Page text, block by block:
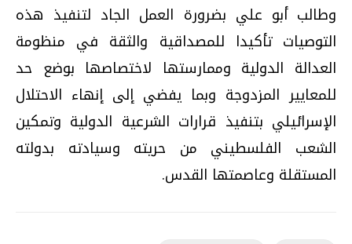
وطالب أبو علي بضرورة العمل الجاد لتنفيذ هذه
التوصيات تأكيدا للمصداقية والثقة في منظومة
العدالة الدولية وممارستها لاختصاصها بوضع حد
للمعايير المزدوجة وبما يفضي إلى إنهاء الاحتلال
الإسرائيلي بتنفيذ قرارات الشرعية الدولية وتمكين
الشعب الفلسطيني من حريته وسيادته بدولته
المستقلة وعاصمتها القدس.